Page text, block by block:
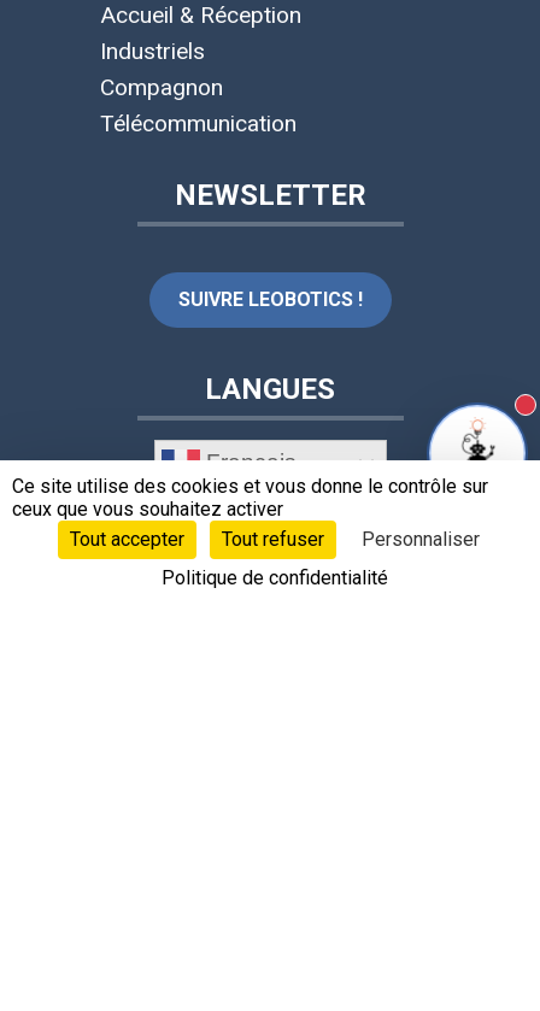
Accueil & Réception
Industriels
Compagnon
Télécommunication
NEWSLETTER
SUIVRE LEOBOTICS !
LANGUES
Français
CONTACTS
Ce site utilise des cookies et vous donne le contrôle sur
ceux que vous souhaitez activer
Tout accepter
Tout refuser
Personnaliser
Politique de confidentialité